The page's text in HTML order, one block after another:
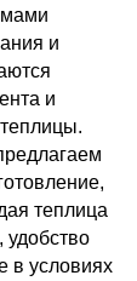
и
и
теплица
удобство
в условиях